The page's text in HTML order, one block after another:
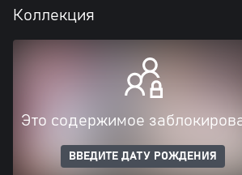
Коллекция
Это содержимое
ВВЕДИТЕ ДАТУ РОЖДЕНИЯ